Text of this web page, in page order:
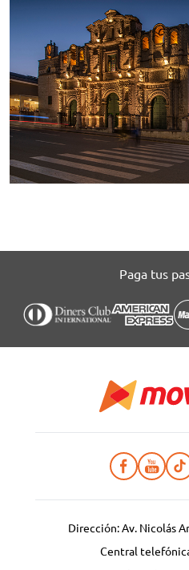
Paga tus
Dirección: Av. Nicolás
Central